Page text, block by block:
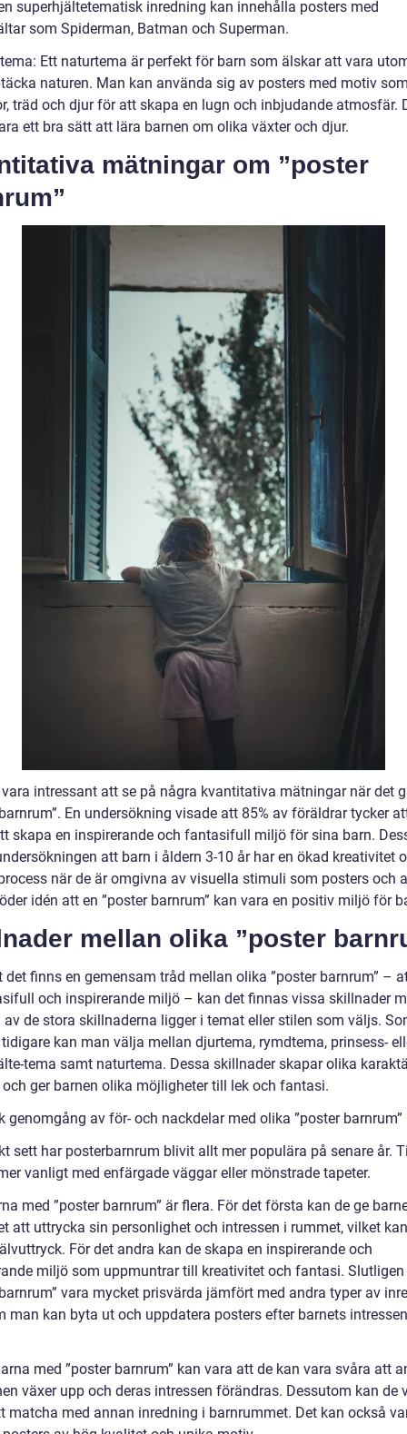
superhjältetematisk inredning kan innehålla posters med
som Spiderman, Batman och Superman.
Ett naturtema är perfekt för barn som älskar att vara
naturen. Man kan använda sig av posters med motiv
träd och djur för att skapa en lugn och inbjudande atmosfär.
ett bra sätt att lära barnen om olika växter och djur.
mätningar om ”poster
intressant att se på några kvantitativa mätningar när det
En undersökning visade att 85% av föräldrar tycker
skapa en inspirerande och fantasifull miljö för sina barn.
att barn i åldern 3-10 år har en ökad kreativitet
när de är omgivna av visuella stimuli som posters och
idén att en ”poster barnrum” kan vara en positiv miljö för
mellan olika ”poster
det finns en gemensam tråd mellan olika ”poster barnrum” –
och inspirerande miljö – kan det finnas vissa skillnader
av de stora skillnaderna ligger i temat eller stilen som väljs.
kan man välja mellan djurtema, rymdtema, prinsess-
tema samt naturtema. Dessa skillnader skapar olika
ger barnen olika möjligheter till lek och fantasi.
genomgång av för- och nackdelar med olika ”poster barnrum”
sett har posterbarnrum blivit allt mer populära på senare år.
vanligt med enfärgade väggar eller mönstrade tapeter.
med ”poster barnrum” är flera. För det första kan de ge
att uttrycka sin personlighet och intressen i rummet, vilket
För det andra kan de skapa en inspirerande och
miljö som uppmuntrar till kreativitet och fantasi. Slutligen
vara mycket prisvärda jämfört med andra typer av
man kan byta ut och uppdatera posters efter barnets
med ”poster barnrum” kan vara att de kan vara svåra att
växer upp och deras intressen förändras. Dessutom kan de
matcha med annan inredning i barnrummet. Det kan också